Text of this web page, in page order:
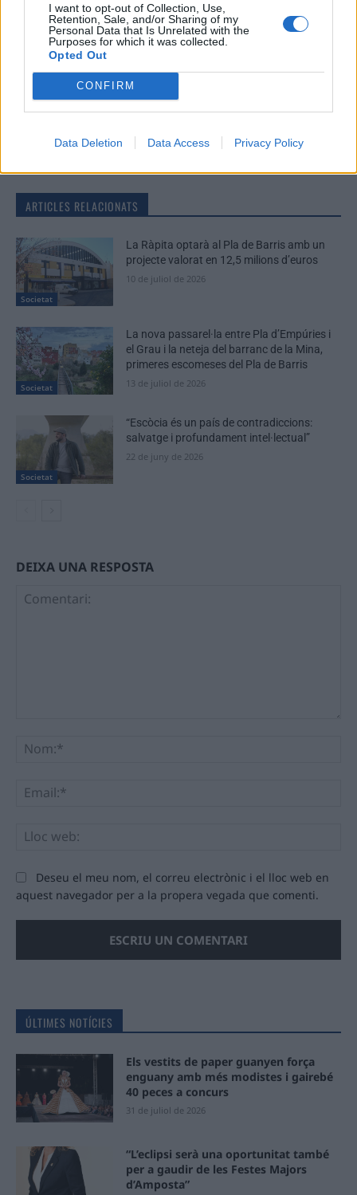
I want to opt-out of Collection, Use,
Retention, Sale, and/or Sharing of my
Personal Data that Is Unrelated with the
Purposes for which it was collected.
Opted Out
CONFIRM
Data Deletion Data Access Privacy Policy
Redaccio
ARTICLES RELACIONATS
Societat
La Ràpita optarà al Pla de Barris amb un
projecte valorat en 12,5 milions d’euros
10 de juliol de 2026
Societat
La nova passarel·la entre Pla d’Empúries i
el Grau i la neteja del barranc de la Mina,
primeres escomeses del Pla de Barris
13 de juliol de 2026
Societat
“Escòcia és un país de contradiccions:
salvatge i profundament intel·lectual”
22 de juny de 2026
DEIXA UNA RESPOSTA
Deseu el meu nom, el correu electrònic i el lloc web en
aquest navegador per a la propera vegada que comenti.
ÚLTIMES NOTÍCIES
Els vestits de paper guanyen força
enguany amb més modistes i gairebé
40 peces a concurs
31 de juliol de 2026
“L’eclipsi serà una oportunitat també
per a gaudir de les Festes Majors
d’Amposta”